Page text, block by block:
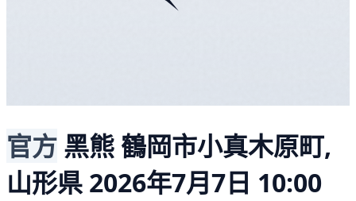
官方 黑熊 鶴岡市小真木原町,
山形県 2026年7月7日 10:00